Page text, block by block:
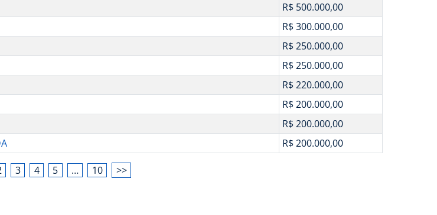
R$ 500.000,00
R$ 300.000,00
R$ 250.000,00
R$ 250.000,00
R$ 220.000,00
R$ 200.000,00
R$ 200.000,00
R$ 200.000,00
3 4 5 … 10 >>